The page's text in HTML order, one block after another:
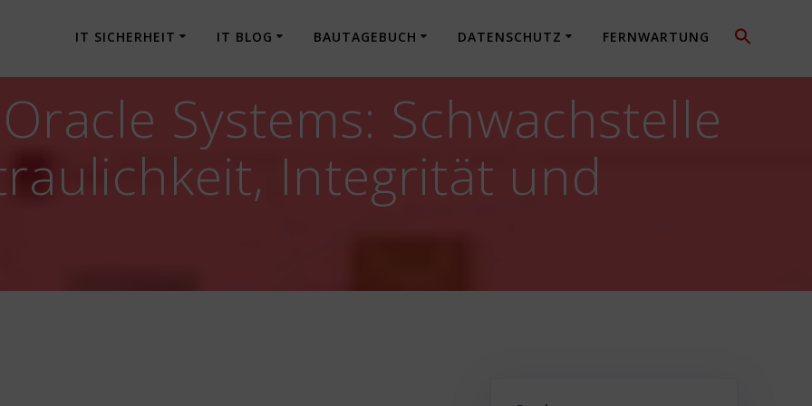
IT SICHERHEIT IT BLOG BAUTAGEBUCH DATENSCHUTZ FERNWARTUNG
Systems: Schwachstelle
Integrität und